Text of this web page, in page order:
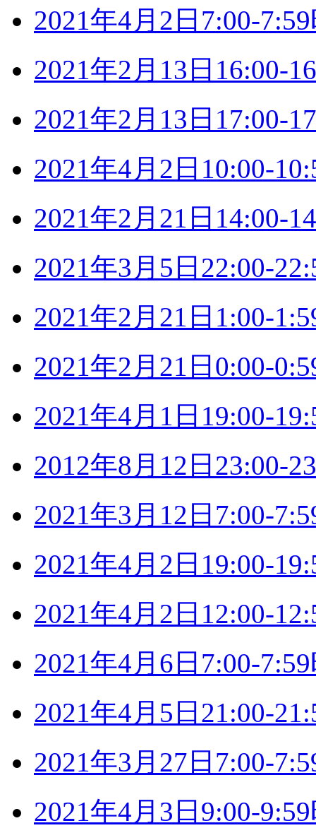
2021年4月2日7:00-
2021年2月13日16:00-
2021年2月13日17:00-
2021年4月2日10:00-
2021年2月21日14:00-
2021年3月5日22:00-
2021年2月21日1:00-
2021年2月21日0:00-
2021年4月1日19:00-
2012年8月12日23:00-
2021年3月12日7:00-
2021年4月2日19:00-
2021年4月2日12:00-
2021年4月6日7:00-
2021年4月5日21:00-
2021年3月27日7:00-
2021年4月3日9:00-